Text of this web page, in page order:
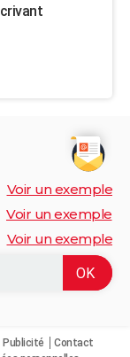
Voir un exemple
Voir un exemple
Voir un exemple
Publicité
Contact